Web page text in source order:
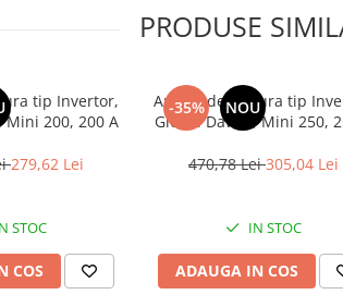
PRODUSE
tip Invertor,
Mini 200, 200 A
279,62 Lei
STOC
COS
-35% NOU
Aparat de Sudura tip
Global Dawer, Mini 250,
470,78 Lei305,04 Lei
IN STOC
ADAUGA IN COS